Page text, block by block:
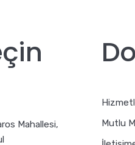
Mahallesi,
Mutlu